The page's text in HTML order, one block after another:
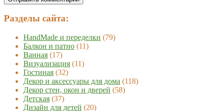
Разделы сайта:
HandMade и переделки (79)
Балкон и патио (11)
Ванная (17)
Визуализация (11)
Гостиная (32)
Декор и аксессуары для дома (118)
Декор стен, окон и дверей (58)
Детская (37)
Дизайн для детей (20)